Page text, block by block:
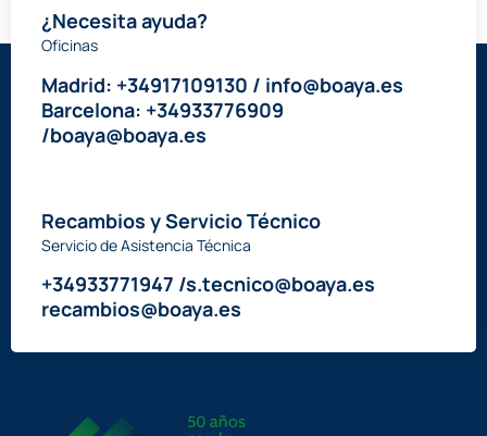
¿Necesita ayuda?
Oficinas
Madrid: +34917109130 / info@boaya.es
Barcelona: +34933776909
/boaya@boaya.es
Recambios y Servicio Técnico
Servicio de Asistencia Técnica
+34933771947 /s.tecnico@boaya.es
recambios@boaya.es